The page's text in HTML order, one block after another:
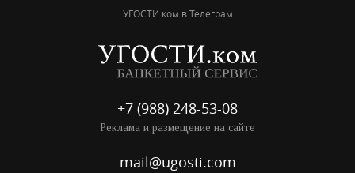
УГОСТИ.ком в Телеграм
+7 (988) 248-53-08
Реклама и размещение на сайте
mail@ugosti.com